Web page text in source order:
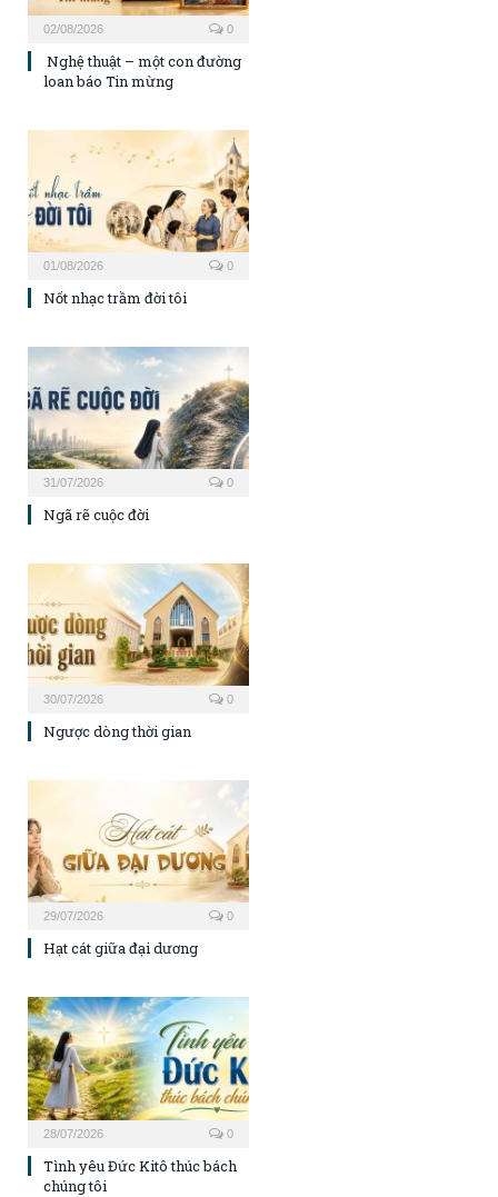
02/08/2026 0
Nghệ thuật – một con đường
loan báo Tin mừng
01/08/2026 0
Nốt nhạc trầm đời tôi
31/07/2026 0
Ngã rẽ cuộc đời
30/07/2026 0
Ngược dòng thời gian
29/07/2026 0
Hạt cát giữa đại dương
28/07/2026 0
Tình yêu Đức Kitô thúc bách
chúng tôi